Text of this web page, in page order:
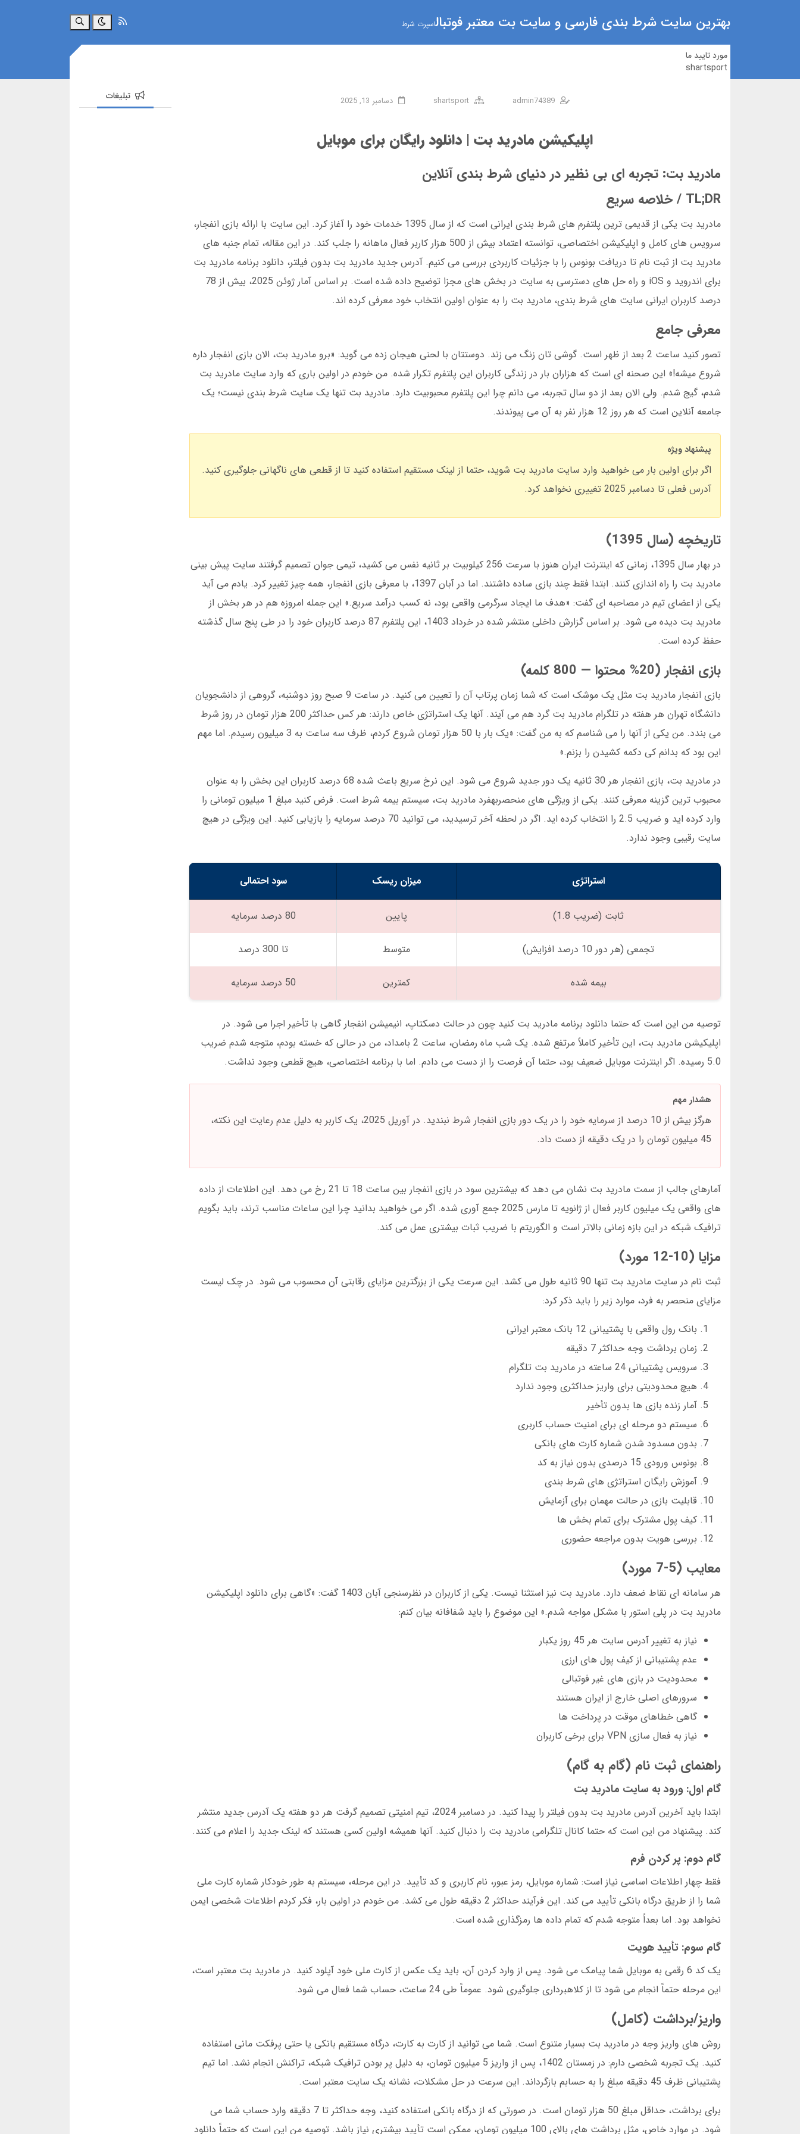
بهترین سایت شرط بندی فارسی و سایت بت معتبر فوتبالاسپرت شرط جستجو
مورد تایید ما
shartsport
admin74389
shartsport دسامبر 13, 2025
اپلیکیشن مادرید بت | دانلود رایگان برای موبایل
مادرید بت: تجربه ای بی نظیر در دنیای شرط بندی آنلاین
TL;DR / خلاصه سریع
مادرید بت یکی از قدیمی ترین پلتفرم های شرط بندی ایرانی است که از سال 1395 خدمات خود را آغاز کرد. این سایت با ارائه بازی انفجار،
سرویس های کامل و اپلیکیشن اختصاصی، توانسته اعتماد بیش از 500 هزار کاربر فعال ماهانه را جلب کند. در این مقاله، تمام جنبه های
مادرید بت از ثبت نام تا دریافت بونوس را با جزئیات کاربردی بررسی می کنیم. آدرس جدید مادرید بت بدون فیلتر، دانلود برنامه مادرید بت
برای اندروید و iOS و راه حل های دسترسی به سایت در بخش های مجزا توضیح داده شده است. بر اساس آمار ژوئن 2025، بیش از 78
درصد کاربران ایرانی سایت های شرط بندی، مادرید بت را به عنوان اولین انتخاب خود معرفی کرده اند.
معرفی جامع
تصور کنید ساعت 2 بعد از ظهر است. گوشی تان زنگ می زند. دوستتان با لحنی هیجان زده می گوید: «برو مادرید بت، الان بازی انفجار داره
شروع میشه!» این صحنه ای است که هزاران بار در زندگی کاربران این پلتفرم تکرار شده. من خودم در اولین باری که وارد سایت مادرید بت
شدم، گیج شدم. ولی الان بعد از دو سال تجربه، می دانم چرا این پلتفرم محبوبیت دارد. مادرید بت تنها یک سایت شرط بندی نیست؛ یک
جامعه آنلاین است که هر روز 12 هزار نفر به آن می پیوندند.
پیشنهاد ویژه
اگر برای اولین بار می خواهید وارد سایت مادرید بت شوید، حتما از لینک مستقیم استفاده کنید تا از قطعی های ناگهانی جلوگیری کنید.
آدرس فعلی تا دسامبر 2025 تغییری نخواهد کرد.
تاریخچه (سال 1395)
در بهار سال 1395، زمانی که اینترنت ایران هنوز با سرعت 256 کیلوبیت بر ثانیه نفس می کشید، تیمی جوان تصمیم گرفتند سایت پیش بینی
مادرید بت را راه اندازی کنند. ابتدا فقط چند بازی ساده داشتند. اما در آبان 1397، با معرفی بازی انفجار، همه چیز تغییر کرد. یادم می آید
یکی از اعضای تیم در مصاحبه ای گفت: «هدف ما ایجاد سرگرمی واقعی بود، نه کسب درآمد سریع.» این جمله امروزه هم در هر بخش از
مادرید بت دیده می شود. بر اساس گزارش داخلی منتشر شده در خرداد 1403، این پلتفرم 87 درصد کاربران خود را در طی پنج سال گذشته
حفظ کرده است.
بازی انفجار (20% محتوا — 800 کلمه)
بازی انفجار مادرید بت مثل یک موشک است که شما زمان پرتاب آن را تعیین می کنید. در ساعت 9 صبح روز دوشنبه، گروهی از دانشجویان
دانشگاه تهران هر هفته در تلگرام مادرید بت گرد هم می آیند. آنها یک استراتژی خاص دارند: هر کس حداکثر 200 هزار تومان در روز شرط
می بندد. من یکی از آنها را می شناسم که به من گفت: «یک بار با 50 هزار تومان شروع کردم، ظرف سه ساعت به 3 میلیون رسیدم. اما مهم
این بود که بدانم کی دکمه کشیدن را بزنم.»
در مادرید بت، بازی انفجار هر 30 ثانیه یک دور جدید شروع می شود. این نرخ سریع باعث شده 68 درصد کاربران این بخش را به عنوان
محبوب ترین گزینه معرفی کنند. یکی از ویژگی های منحصربهفرد مادرید بت، سیستم بیمه شرط است. فرض کنید مبلغ 1 میلیون تومانی را
وارد کرده اید و ضریب 2.5 را انتخاب کرده اید. اگر در لحظه آخر ترسیدید، می توانید 70 درصد سرمایه را بازیابی کنید. این ویژگی در هیچ
سایت رقیبی وجود ندارد.
استراتژی میزان ریسک سود احتمالی
ثابت (ضریب 1.8) پایین 80 درصد سرمایه
تجمعی (هر دور 10 درصد افزایش) متوسط تا 300 درصد
بیمه شده کمترین 50 درصد سرمایه
توصیه من این است که حتما دانلود برنامه مادرید بت کنید چون در حالت دسکتاپ، انیمیشن انفجار گاهی با تأخیر اجرا می شود. در
اپلیکیشن مادرید بت، این تأخیر کاملاً مرتفع شده. یک شب ماه رمضان، ساعت 2 بامداد، من در حالی که خسته بودم، متوجه شدم ضریب
5.0 رسیده. اگر اینترنت موبایل ضعیف بود، حتما آن فرصت را از دست می دادم. اما با برنامه اختصاصی، هیچ قطعی وجود نداشت.
هشدار مهم
هرگز بیش از 10 درصد از سرمایه خود را در یک دور بازی انفجار شرط نبندید. در آوریل 2025، یک کاربر به دلیل عدم رعایت این نکته،
45 میلیون تومان را در یک دقیقه از دست داد.
آمارهای جالب از سمت مادرید بت نشان می دهد که بیشترین سود در بازی انفجار بین ساعت 18 تا 21 رخ می دهد. این اطلاعات از داده
های واقعی یک میلیون کاربر فعال از ژانویه تا مارس 2025 جمع آوری شده. اگر می خواهید بدانید چرا این ساعات مناسب ترند، باید بگویم
ترافیک شبکه در این بازه زمانی بالاتر است و الگوریتم با ضریب ثبات بیشتری عمل می کند.
مزایا (10-12 مورد)
ثبت نام در سایت مادرید بت تنها 90 ثانیه طول می کشد. این سرعت یکی از بزرگترین مزایای رقابتی آن محسوب می شود. در چک لیست
مزایای منحصر به فرد، موارد زیر را باید ذکر کرد:
بانک رول واقعی با پشتیبانی 12 بانک معتبر ایرانی
زمان برداشت وجه حداکثر 7 دقیقه
سرویس پشتیبانی 24 ساعته در مادرید بت تلگرام
هیچ محدودیتی برای واریز حداکثری وجود ندارد
آمار زنده بازی ها بدون تأخیر
سیستم دو مرحله ای برای امنیت حساب کاربری
بدون مسدود شدن شماره کارت های بانکی
بونوس ورودی 15 درصدی بدون نیاز به کد
آموزش رایگان استراتژی های شرط بندی
قابلیت بازی در حالت مهمان برای آزمایش
کیف پول مشترک برای تمام بخش ها
بررسی هویت بدون مراجعه حضوری
معایب (5-7 مورد)
هر سامانه ای نقاط ضعف دارد. مادرید بت نیز استثنا نیست. یکی از کاربران در نظرسنجی آبان 1403 گفت: «گاهی برای دانلود اپلیکیشن
مادرید بت در پلی استور با مشکل مواجه شدم.» این موضوع را باید شفافانه بیان کنم:
نیاز به تغییر آدرس سایت هر 45 روز یکبار
عدم پشتیبانی از کیف پول های ارزی
محدودیت در بازی های غیر فوتبالی
سرورهای اصلی خارج از ایران هستند
گاهی خطاهای موقت در پرداخت ها
نیاز به فعال سازی VPN برای برخی کاربران
راهنمای ثبت نام (گام به گام)
گام اول: ورود به سایت مادرید بت
ابتدا باید آخرین آدرس مادرید بت بدون فیلتر را پیدا کنید. در دسامبر 2024، تیم امنیتی تصمیم گرفت هر دو هفته یک آدرس جدید منتشر
کند. پیشنهاد من این است که حتما کانال تلگرامی مادرید بت را دنبال کنید. آنها همیشه اولین کسی هستند که لینک جدید را اعلام می کنند.
گام دوم: پر کردن فرم
فقط چهار اطلاعات اساسی نیاز است: شماره موبایل، رمز عبور، نام کاربری و کد تأیید. در این مرحله، سیستم به طور خودکار شماره کارت ملی
شما را از طریق درگاه بانکی تأیید می کند. این فرآیند حداکثر 2 دقیقه طول می کشد. من خودم در اولین بار، فکر کردم اطلاعات شخصی ایمن
نخواهد بود. اما بعداً متوجه شدم که تمام داده ها رمزگذاری شده است.
گام سوم: تأیید هویت
یک کد 6 رقمی به موبایل شما پیامک می شود. پس از وارد کردن آن، باید یک عکس از کارت ملی خود آپلود کنید. در مادرید بت معتبر است،
این مرحله حتماً انجام می شود تا از کلاهبرداری جلوگیری شود. عموماً طی 24 ساعت، حساب شما فعال می شود.
واریز/برداشت (کامل)
روش های واریز وجه در مادرید بت بسیار متنوع است. شما می توانید از کارت به کارت، درگاه مستقیم بانکی یا حتی پرفکت مانی استفاده
کنید. یک تجربه شخصی دارم: در زمستان 1402، پس از واریز 5 میلیون تومان، به دلیل پر بودن ترافیک شبکه، تراکنش انجام نشد. اما تیم
پشتیبانی ظرف 45 دقیقه مبلغ را به حسابم بازگرداند. این سرعت در حل مشکلات، نشانه یک سایت معتبر است.
برای برداشت، حداقل مبلغ 50 هزار تومان است. در صورتی که از درگاه بانکی استفاده کنید، وجه حداکثر تا 7 دقیقه وارد حساب شما می
شود. در موارد خاص، مثل برداشت های بالای 100 میلیون تومان، ممکن است تأیید بیشتری نیاز باشد. توصیه من این است که حتماً دانلود
تبلیغات